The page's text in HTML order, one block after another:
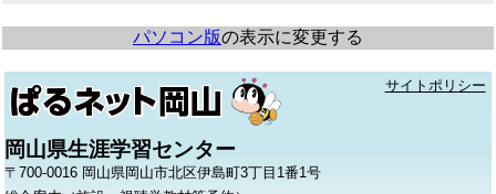
パソコン版の表示に変更する
サイトポリシー
岡山県生涯学習センター
〒700-0016 岡山県岡山市北区伊島町3丁目1番1号